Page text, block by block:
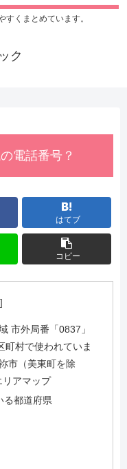
すくまとめています。
ク
電話番号？
はてブ
コピー
市外局番「0837」
町村で使われていま
市（美東町を除
アマップ
る都道府県